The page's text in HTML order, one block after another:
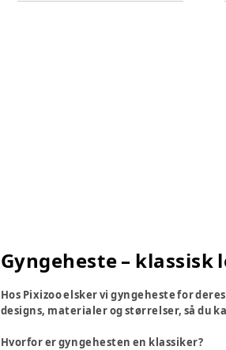
Gyngeheste – klassisk
Hos Pixizoo elsker vi gyngeheste for
designs, materialer og størrelser, så du
Hvorfor er gyngehesten en klassiker?